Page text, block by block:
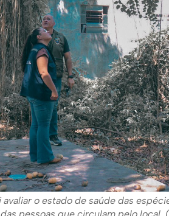
avaliar o estado de saúde das
pessoas que circulam pelo local.